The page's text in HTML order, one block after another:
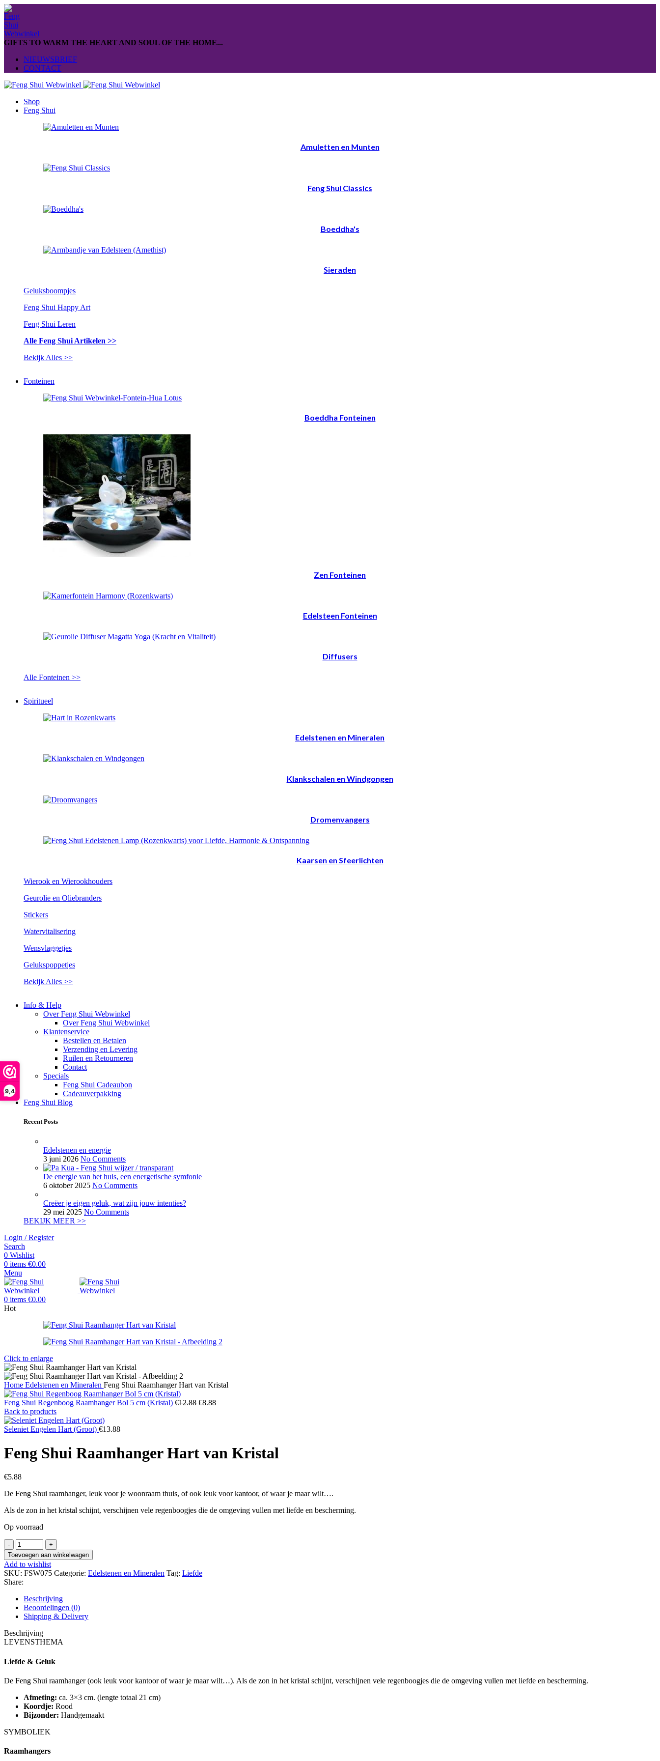
9,4
GIFTS TO WARM THE HEART AND SOUL OF THE HOME...
NIEUWSBRIEF
CONTACT
Shop
Feng Shui
Amuletten en Munten
Feng Shui Classics
Boeddha's
Sieraden
Geluksboompjes
Feng Shui Happy Art
Feng Shui Leren
Alle Feng Shui Artikelen >>
Bekijk Alles >>
Fonteinen
Boeddha Fonteinen
Zen Fonteinen
Edelsteen Fonteinen
Diffusers
Alle Fonteinen >>
Spiritueel
Edelstenen en Mineralen
Klankschalen en Windgongen
Dromenvangers
Kaarsen en Sfeerlichten
Wierook en Wierookhouders
Geurolie en Oliebranders
Stickers
Watervitalisering
Wensvlaggetjes
Gelukspoppetjes
Bekijk Alles >>
Info & Help
Over Feng Shui Webwinkel
Over Feng Shui Webwinkel
Klantenservice
Bestellen en Betalen
Verzending en Levering
Ruilen en Retourneren
Contact
Specials
Feng Shui Cadeaubon
Cadeauverpakking
Feng Shui Blog
Recent Posts
Edelstenen en energie
3 juni 2026 No Comments
De energie van het huis, een energetische symfonie
6 oktober 2025 No Comments
Creëer je eigen geluk, wat zijn jouw intenties?
29 mei 2025 No Comments
BEKIJK MEER >>
Login / Register
Search
0 Wishlist
0 items €0.00
Menu
0 items €0.00
Hot
Click to enlarge
Home Edelstenen en Mineralen Feng Shui Raamhanger Hart van Kristal
Feng Shui Regenboog Raamhanger Bol 5 cm (Kristal) €12.88 Oorspronkelijke
€8.88Huidige
Back to products
Seleniet Engelen Hart (Groot) €13.88
Feng Shui Raamhanger Hart van Kristal
€5.88
De Feng Shui raamhanger, leuk voor je woonraam thuis, of ook leuk voor kantoor, of waar je maar wilt….
Als de zon in het kristal schijnt, verschijnen vele regenboogjes die de omgeving vullen met liefde en bescherming.
Op voorraad
Feng
Shui
Raamhanger
Hart
van
Kristal
aantal
Toevoegen aan winkelwagen
Add to wishlist
SKU: FSW075 Categorie: Edelstenen en Mineralen Tag: Liefde
Share:
Beschrijving
Beoordelingen (0)
Shipping & Delivery
Beschrijving
LEVENSTHEMA
Liefde & Geluk
De Feng Shui raamhanger (ook leuk voor kantoor of waar je maar wilt…). Als de zon in het kristal schijnt, verschijnen vele regenboogjes die de omgeving vullen met liefde en bescherming.
Afmeting: ca. 3×3 cm. (lengte totaal 21 cm)
Koordje: Rood
Bijzonder: Handgemaakt
SYMBOLIEK
Raamhangers